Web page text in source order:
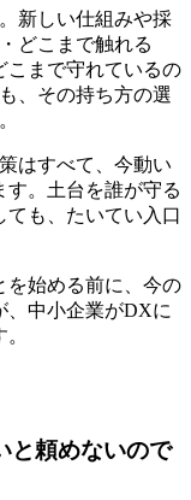
。新しい仕組みや採
どこまで触れる
こまで守れているの
、その持ち方の選
はすべて、今動い
。土台を誰が守る
も、たいてい入口
を始める前に、今の
、中小企業がDXに
と頼めないので